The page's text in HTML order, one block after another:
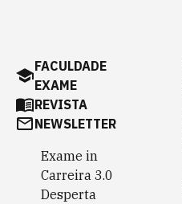
FACULDADE
EXAME
REVISTA
NEWSLETTER
Exame in
Carreira 3.0
Desperta